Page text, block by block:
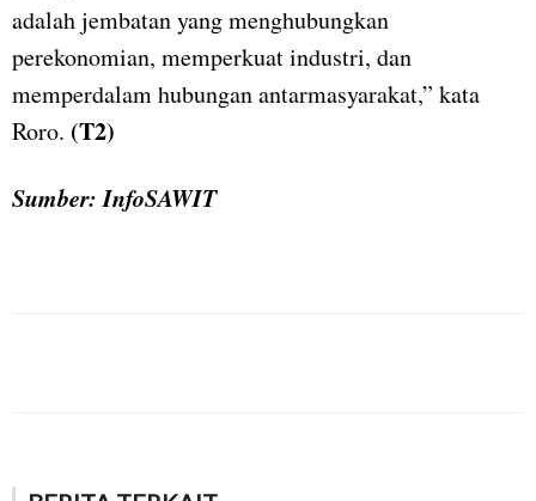
adalah jembatan yang menghubungkan
perekonomian, memperkuat industri, dan
memperdalam hubungan antarmasyarakat,” kata
Roro. (T2)
Sumber: InfoSAWIT